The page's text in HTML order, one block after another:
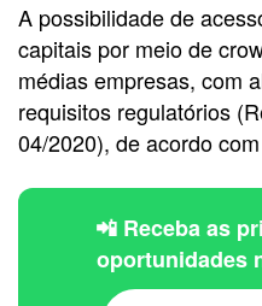
A possibilidade de
capitais por meio de
médias empresas, com
requisitos regulatórios
04/2020), de acordo
📲 Receba as
oportunidades